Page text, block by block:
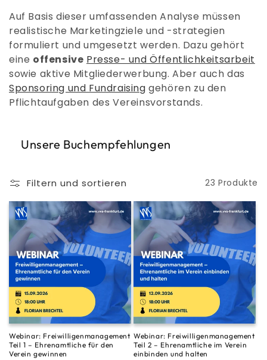
Auf Basis dieser umfassenden Analyse müssen
realistische Marketingziele und -strategien
formuliert und umgesetzt werden. Dazu gehört
eine offensive Presse- und Öffentlichkeitsarbeit
sowie aktive Mitgliederwerbung. Aber auch das
Sponsoring und Fundraising gehören zu den
Pflichtaufgaben des Vereinsvorstands.
Unsere Buchempfehlungen
Filtern und sortieren 23 Produkte
Webinar: Freiwilligenmanagement
Teil 1 – Ehrenamtliche für den
Verein gewinnen
Webinar: Freiwilligenmanagement
Teil 2 – Ehrenamtliche im Verein
einbinden und halten